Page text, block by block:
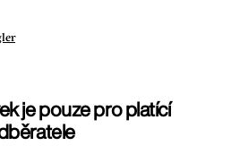
je pouze pro platící